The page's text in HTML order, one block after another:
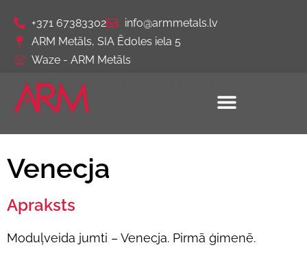
+371 67383302
info@armmetals.lv
ARM Metāls, SIA Ēdoles iela 5
Waze - ARM Metāls
Venecja
Apraksts
Moduļveida jumti – Venecja. Pirmā ģimenē.